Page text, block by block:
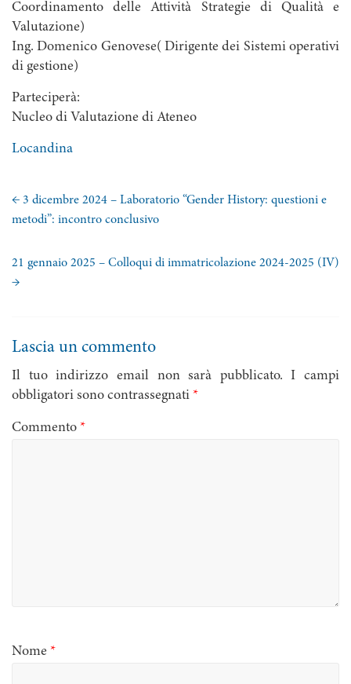
Coordinamento delle Attività Strategie di Qualità e
Valutazione)
Ing. Domenico Genovese( Dirigente dei Sistemi operativi
di gestione)
Parteciperà:
Nucleo di Valutazione di Ateneo
Locandina
← 3 dicembre 2024 – Laboratorio “Gender History: questioni e
metodi”: incontro conclusivo
21 gennaio 2025 – Colloqui di immatricolazione 2024-2025 (IV)
→
Lascia un commento
Il tuo indirizzo email non sarà pubblicato.
I campi
obbligatori sono contrassegnati *
Commento *
Nome *